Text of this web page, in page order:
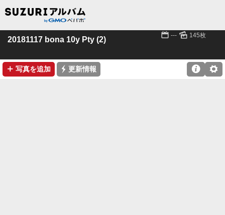
20181117 bona 10y Pty (2) 📅 --- 🌄 145枚
➕ 写真を追加 ⚡ 更新情報 ⚙
